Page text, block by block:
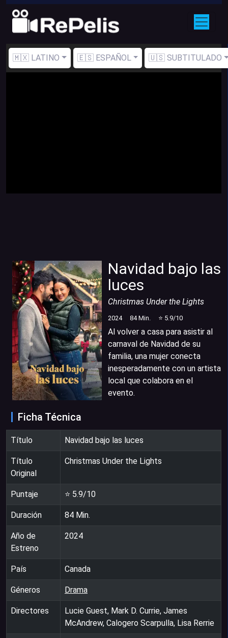
🇲🇽 LATINO 🇪🇸 ESPAÑOL 🇺🇸 SUBTITULADO
Navidad bajo las
luces
Christmas Under the Lights
2024 84Min. ⭐ 5.9/10
Al volver a casa para asistir al
carnaval de Navidad de su
familia, una mujer conecta
inesperadamente con un artista
local que colabora en el
evento.
Ficha Técnica
Título Navidad bajo las luces
Título
Original
Christmas Under the Lights
Puntaje ⭐ 5.9/10
Duración 84 Min.
Año de
Estreno
2024
País Canada
Géneros Drama
Directores
Lucie Guest, Mark D. Currie, James
McAndrew, Calogero Scarpulla, Lisa Rerrie